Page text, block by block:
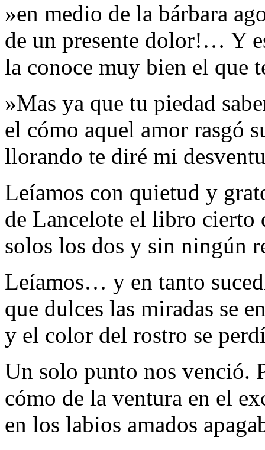
»en medio de la bárbara
de un presente dolor!… Y
la conoce muy bien el que
»Mas ya que tu piedad
el cómo aquel amor rasgó
llorando te diré mi
Leíamos con quietud y
de Lancelote el libro cierto
solos los dos y sin ningún
Leíamos… y en tanto
que dulces las miradas se
y el color del rostro se
Un solo punto nos venció.
cómo de la ventura en el
en los labios amados